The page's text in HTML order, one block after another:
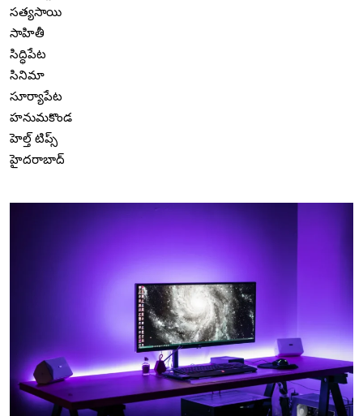
సత్యసాయి
సాహితీ
సిద్ధిపేట
సినిమా
సూర్యాపేట
హనుమకొండ
హెల్త్ టిప్స్
హైదరాబాద్